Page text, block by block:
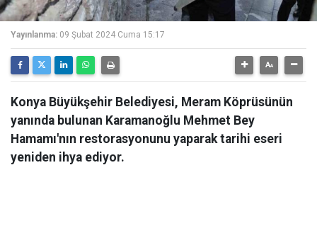
Yayınlanma: 09 Şubat 2024 Cuma 15:17
Konya Büyükşehir Belediyesi, Meram Köprüsünün
yanında bulunan Karamanoğlu Mehmet Bey
Hamamı'nın restorasyonunu yaparak tarihi eseri
yeniden ihya ediyor.